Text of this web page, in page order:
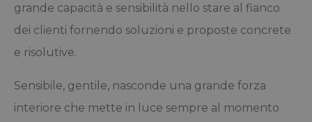
grande capacità e sensibilità nello stare al fianco
dei clienti fornendo soluzioni e proposte concrete
e risolutive.
Sensibile, gentile, nasconde una grande forza
interiore che mette in luce sempre al momento